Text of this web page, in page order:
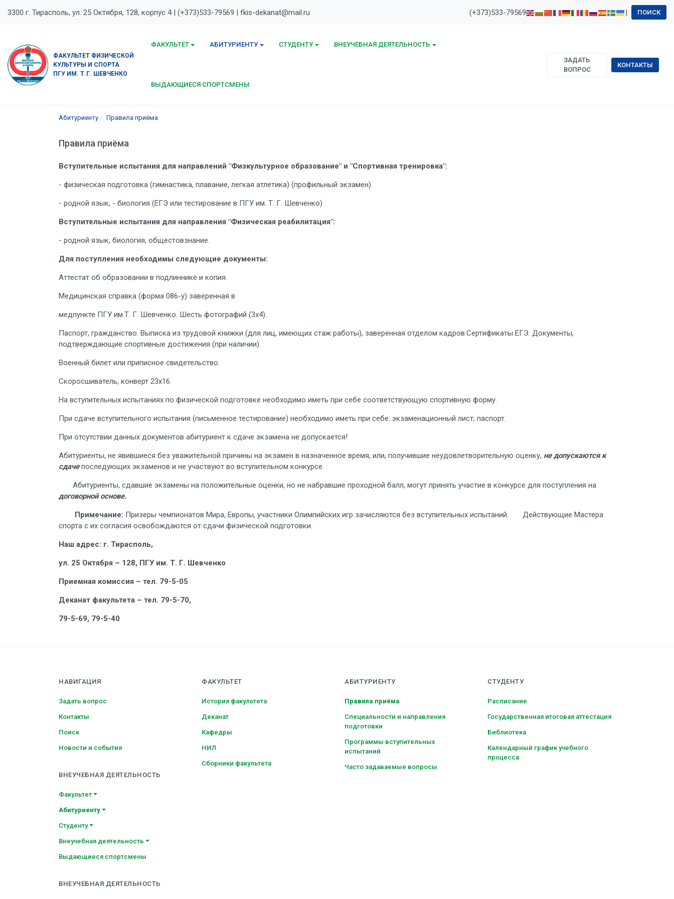
3300 г. Тирасполь, ул. 25 Октября, 128, корпус 4 | (+373)533-79569 | fkis-dekanat@mail.ru (+373)533-79569 | ПОИСК
ФАКУЛЬТЕТ ФИЗИЧЕСКОЙ
КУЛЬТУРЫ И СПОРТА
ПГУ ИМ. Т.Г. ШЕВЧЕНКО
ФАКУЛЬТЕТ АБИТУРИЕНТУ СТУДЕНТУ ВНЕУЧЕБНАЯ ДЕЯТЕЛЬНОСТЬ
ВЫДАЮЩИЕСЯ СПОРТСМЕНЫ
ЗАДАТЬ
ВОПРОС
КОНТАКТЫ
Абитуриенту Правила приёма
Правила приёма
Вступительные испытания для направлений "Физкультурное образование" и "Спортивная тренировка":
- физическая подготовка (гимнастика, плавание, легкая атлетика) (профильный экзамен)
- родной язык, - биология (ЕГЭ или тестирование в ПГУ им. Т. Г. Шевченко)
Вступительные испытания для направления "Физическая реабилитация":
- родной язык, биология, общестовзнание.
Для поступления необходимы следующие документы:
Аттестат об образовании в подлиннике и копия.
Медицинская справка (форма 086-у) заверенная в
медпункте ПГУ им.Т. Г. Шевченко. Шесть фотографий (3х4).
Паспорт, гражданство. Выписка из трудовой книжки (для лиц, имеющих стаж работы), заверенная отделом кадров.Сертификаты ЕГЭ. Документы,
подтверждающие спортивные достижения (при наличии).
Военный билет или приписное свидетельство.
Скоросшиватель, конверт 23х16.
На вступительных испытаниях по физической подготовке необходимо иметь при себе соответствующую спортивную форму.
При сдаче вступительного испытания (письменное тестирование) необходимо иметь при себе: экзаменационный лист; паспорт.
При отсутствии данных документов абитуриент к сдаче экзамена не допускается!
Абитуриенты, не явившиеся без уважительной причины на экзамен в назначенное время, или, получившие неудовлетворительную оценку, не допускаются к
сдачепоследующих экзаменов и не участвуют во вступительном конкурсе.
Абитуриенты, сдавшие экзамены на положительные оценки, но не набравшие проходной балл, могут принять участие в конкурсе для поступления на
договорной основе.
Примечание: Призеры чемпионатов Мира, Европы, участники Олимпийских игр зачисляются без вступительных испытаний. Действующие Мастера
спорта с их согласия освобождаются от сдачи физической подготовки.
Наш адрес: г. Тирасполь,
ул. 25 Октября – 128, ПГУ им. Т. Г. Шевченко
Приемная комиссия – тел. 79-5-05
Деканат факультета – тел. 79-5-70,
79-5-69, 79-5-40
НАВИГАЦИЯ
Задать вопрос
Контакты
Поиск
Новости и события
ВНЕУЧЕБНАЯ ДЕЯТЕЛЬНОСТЬ
Факультет
Абитуриенту
Студенту
Внеучебная деятельность
Выдающиеся спортсмены
ВНЕУЧЕБНАЯ ДЕЯТЕЛЬНОСТЬ
ФАКУЛЬТЕТ
История факультета
Деканат
Кафедры
НИЛ
Сборники факультета
АБИТУРИЕНТУ
Правила приёма
Специальности и направления
подготовки
Программы вступительных
испытаний
Часто задаваемые вопросы
СТУДЕНТУ
Расписание
Государственная итоговая аттестация
Библиотека
Календарный график учебного
процесса